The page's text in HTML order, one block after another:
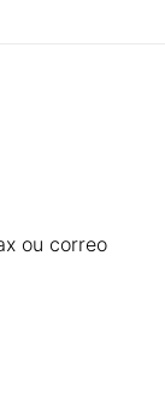
ou correo